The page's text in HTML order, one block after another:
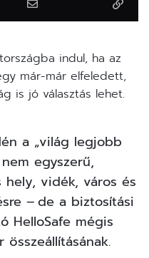
indul, ha az
már-már elfeledett,
is jó választás lehet.
a „világ legjobb
egyszerű,
vidék, város és
– de a biztosítási
HelloSafe mégis